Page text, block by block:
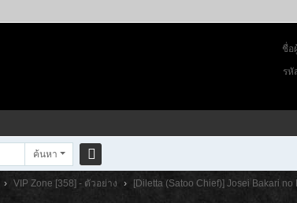
ชื่อ
รหั
ค้นหา
› VIP Zone [358] - ตัวอย่าง › [Diletta (Satoo Chief)] Josei Bakari no